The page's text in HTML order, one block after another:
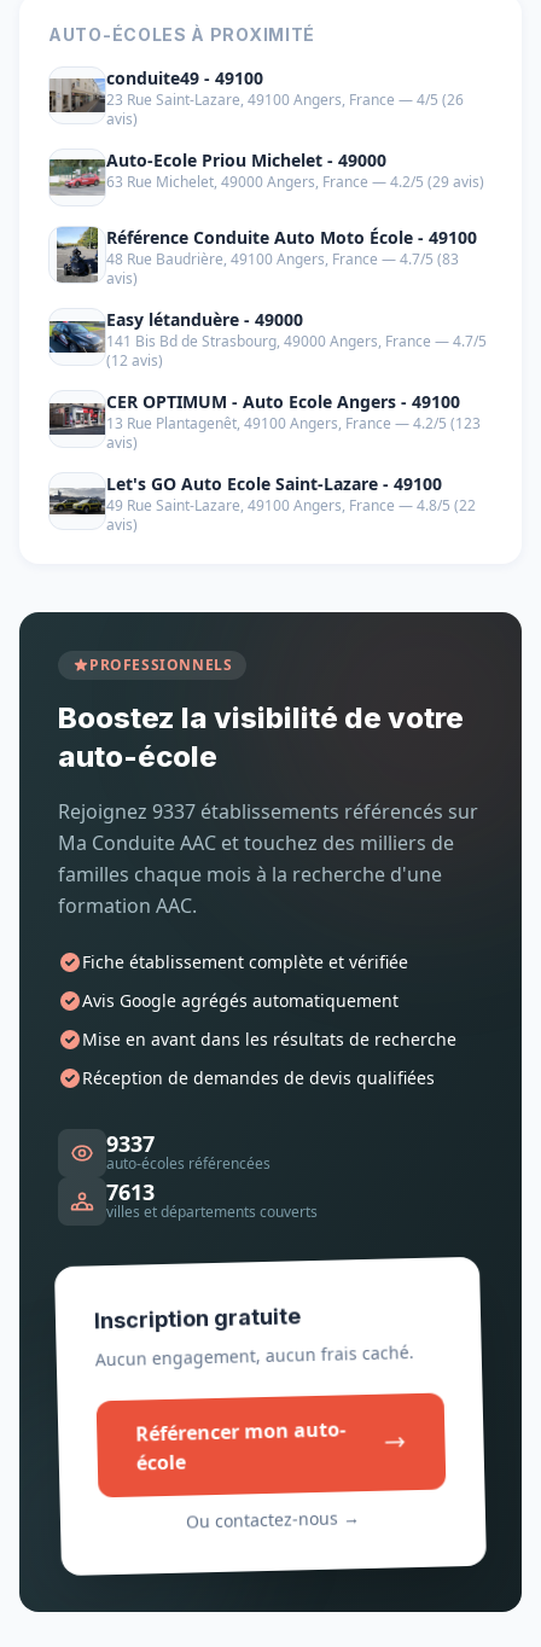
AUTO-ÉCOLES À PROXIMITÉ
conduite49 - 49100
23 Rue Saint-Lazare, 49100 Angers, France — 4/5 (26
avis)
Auto-Ecole Priou Michelet - 49000
63 Rue Michelet, 49000 Angers, France — 4.2/5 (29 avis)
Référence Conduite Auto Moto École - 49100
48 Rue Baudrière, 49100 Angers, France — 4.7/5 (83
avis)
Easy létanduère - 49000
141 Bis Bd de Strasbourg, 49000 Angers, France — 4.7/5
(12 avis)
CER OPTIMUM - Auto Ecole Angers - 49100
13 Rue Plantagenêt, 49100 Angers, France — 4.2/5 (123
avis)
Let's GO Auto Ecole Saint-Lazare - 49100
49 Rue Saint-Lazare, 49100 Angers, France — 4.8/5 (22
avis)
PROFESSIONNELS
Boostez la visibilité de votre
auto-école
Rejoignez 9337 établissements référencés sur
Ma Conduite AAC et touchez des milliers de
familles chaque mois à la recherche d'une
formation AAC.
Fiche établissement complète et vérifiée
Avis Google agrégés automatiquement
Mise en avant dans les résultats de recherche
Réception de demandes de devis qualifiées
9337
auto-écoles référencées
7613
villes et départements couverts
Inscription gratuite
Aucun engagement, aucun frais caché.
Référencer mon auto-
école
Ou contactez-nous →